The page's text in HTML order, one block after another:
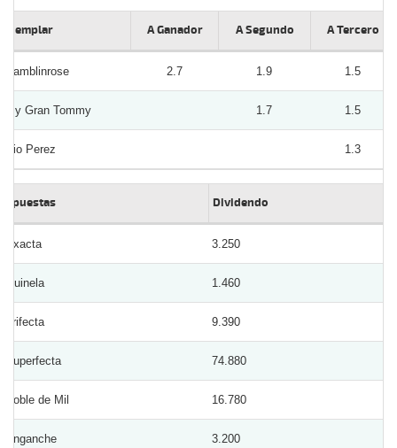
Ejemplar A Ganador A Segundo A Tercero
Ramblinrose 2.7 1.9 1.5
My Gran Tommy 1.7 1.5
Rio Perez 1.3
Apuestas Dividendo
Exacta 3.250
Quinela 1.460
Trifecta 9.390
Superfecta 74.880
Doble de Mil 16.780
Enganche 3.200